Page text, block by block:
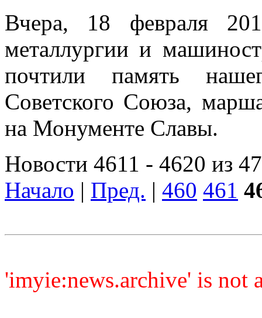
Вчера, 18 февраля
металлургии и
почтили память
Советского Союза,
на Монументе Славы.
Новости 4611 - 4620 из
Начало | Пред. | 460 461
'imyie:news.archive' is not